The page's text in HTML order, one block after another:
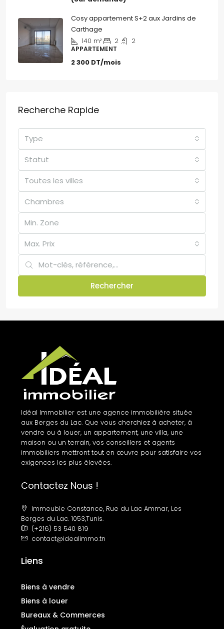
Cosy appartement S+2 aux Jardins de
Carthage
140 m² 2
2
APPARTEMENT
2 300 DT/mois
Recherche Rapide
Type
Statut
Toutes les villes
Chambres
Max. Prix
Rechercher
Idéal Immobilier est une agence immobilière située
aux Berges du Lac. Que vous cherchiez à acheter, à
vendre ou à louer, un appartement, une villa, une
maison ou un terrain, vos conseillers et agents
immobiliers mettront tout en œuvre pour satisfaire vos
exigences les plus élevées.
Contactez Nous !
Immeuble Constance, Rue du Lac Ammar, Les
Berges du Lac. 1053,Tunis.
(+216) 53 540 819
contact@idealimmo.tn
Liens
Biens à vendre
Biens à louer
Bureaux & Commerces